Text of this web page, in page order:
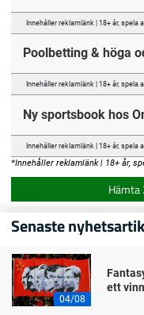
Innehåller reklamlänk | 18+ år, spela
Poolbetting & höga
Innehåller reklamlänk | 18+ år, spela
Ny sportsbook hos
Innehåller reklamlänk | 18+ år, spela
*Innehåller reklamlänk | 18+ år,
Hämta
Senaste
04/08
ett